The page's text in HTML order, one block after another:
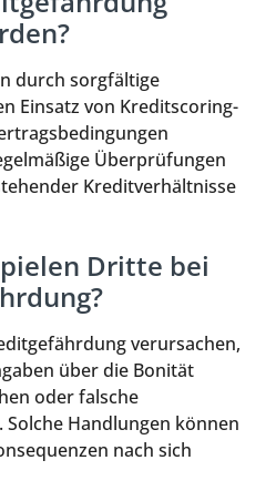
durch sorgfältige
Einsatz von Kreditscoring-
Überprüfungen
Kreditverhältnisse
Dritte bei
verursachen,
über die Bonität
oder falsche
Handlungen können
nach sich